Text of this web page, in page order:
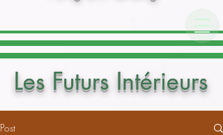
Les Futurs Intérieurs
Post